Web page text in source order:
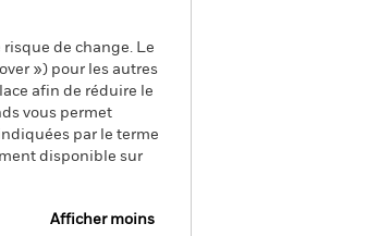
risque de change. Le
») pour les autres
afin de réduire le
vous permet
par le terme
disponible sur
Afficher moins